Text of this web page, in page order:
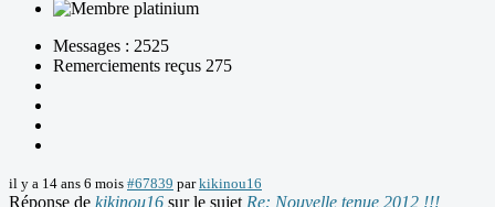
Messages : 2525
Remerciements reçus 275
il y a 14 ans 6 mois #67839 parkikinou16
Réponse de kikinou16 sur le sujet Re: Nouvelle tenue 2012 !!!